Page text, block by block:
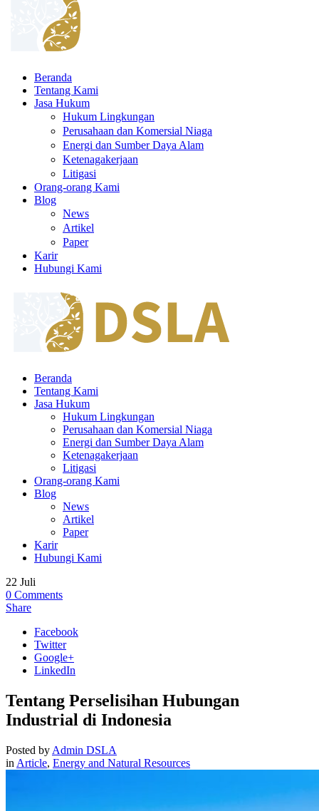
Beranda
Tentang Kami
Jasa Hukum
Hukum Lingkungan
Perusahaan dan Komersial Niaga
Energi dan Sumber Daya Alam
Ketenagakerjaan
Litigasi
Orang-orang Kami
Blog
News
Artikel
Paper
Karir
Hubungi Kami
Beranda
Tentang Kami
Jasa Hukum
Hukum Lingkungan
Perusahaan dan Komersial Niaga
Energi dan Sumber Daya Alam
Ketenagakerjaan
Litigasi
Orang-orang Kami
Blog
News
Artikel
Paper
Karir
Hubungi Kami
22 Juli
0 Comments
Share
Facebook
Twitter
Google+
LinkedIn
Tentang Perselisihan Hubungan
Industrial di Indonesia
Posted by Admin DSLA
in Article, Energy and Natural Resources